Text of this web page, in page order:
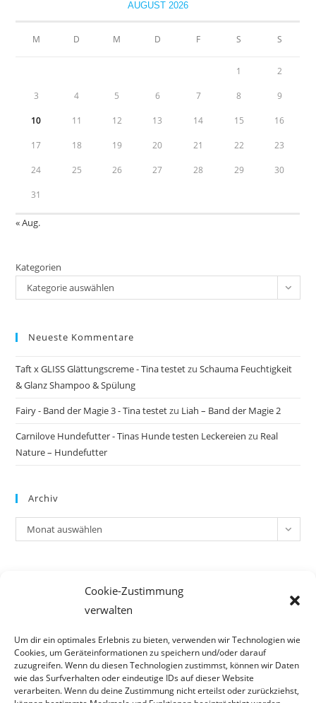
Cookie-Zustimmung
verwalten
Um dir ein optimales Erlebnis zu bieten, verwenden wir Technologien wie
Cookies, um Geräteinformationen zu speichern und/oder darauf
zuzugreifen. Wenn du diesen Technologien zustimmst, können wir Daten
wie das Surfverhalten oder eindeutige IDs auf dieser Website
verarbeiten. Wenn du deine Zustimmung nicht erteilst oder zurückziehst,
AUGUST 2026
M D M D F S S
1 2
3 4 5 6 7 8 9
10 11 12 13 14 15 16
17 18 19 20 21 22 23
24 25 26 27 28 29 30
31
« Aug.
Kategorien
Kategorie auswählen
Neueste Kommentare
Taft x GLISS Glättungscreme - Tina testetzuSchauma Feuchtigkeit
& Glanz Shampoo & Spülung
Fairy - Band der Magie 3 - Tina testetzu Liah – Band der Magie 2
Carnilove Hundefutter - Tinas Hunde testen Leckereien zu Real
Nature – Hundefutter
Archiv
Archiv
Monat auswählen
Kommentar-Feed
WordPress.org